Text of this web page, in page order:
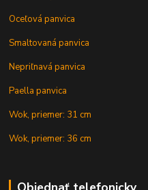
Oceľová panvica
Smaltovaná panvica
Nepriľnavá panvica
Paella panvica
Wok, priemer: 31 cm
Wok, priemer: 36 cm